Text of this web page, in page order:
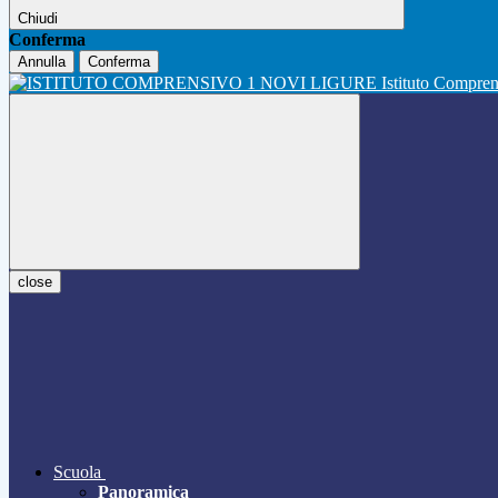
Chiudi
Conferma
Annulla Conferma
Istituto
close
Scuola
Panoramica